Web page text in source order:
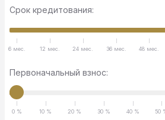
Срок кредитования:
6 мес. 12 мес. 24 мес. 36 мес. 48 мес.
Первоначальный взнос:
0 % 10 % 20 % 30 % 40 % 50